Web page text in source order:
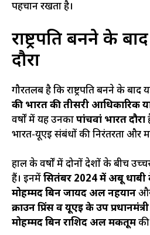
पहचान रखता है।
राष्ट्रपति बनने के
दौरा
गौरतलब है कि राष्ट्रपति बनने के बाद
की भारत की तीसरी आधिकारिक
वर्षों में यह उनकापांचवां भारत दौरा
भारत-यूएई संबंधों की निरंतरता और
हाल के वर्षों में दोनों देशों के बीच
हैं। इनमेंसितंबर 2024 में अबू धाबी
मोहम्मद बिन जायद अल नहयान
क्राउन प्रिंस व यूएई के उप
मोहम्मद बिन राशिद अल मकतूमकी